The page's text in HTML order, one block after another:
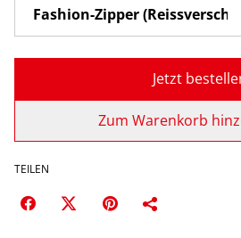
Jetzt
Zum Warenkorb
TEILEN